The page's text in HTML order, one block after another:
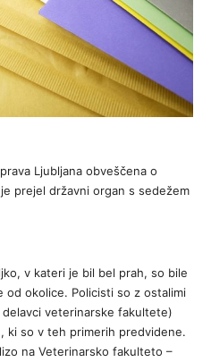
Ljubljana obveščena o
prejel državni organ s sedežem
v kateri je bil bel prah, so bile
od okolice. Policisti so z ostalimi
veterinarske fakultete)
ki so v teh primerih predvidene.
na Veterinarsko fakulteto –